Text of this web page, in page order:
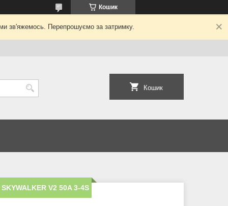
Кошик
зв'яжемось. Перепрошуємо за затримку.
Кошик
V2 50A 3-4S